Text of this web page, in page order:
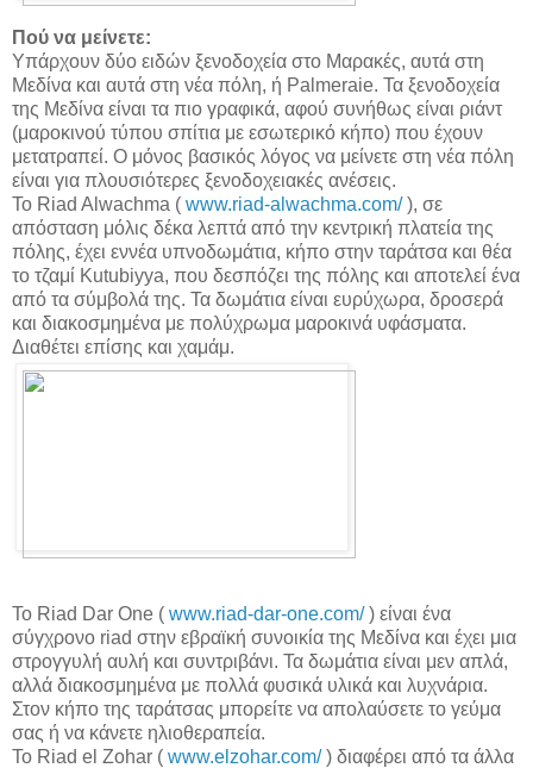
Πού να μείνετε:
Υπάρχουν δύο ειδών ξενοδοχεία στο Μαρακές, αυτά στη
Μεδίνα και αυτά στη νέα πόλη, ή Palmeraie. Τα ξενοδοχεία
της Μεδίνα είναι τα πιο γραφικά, αφού συνήθως είναι ριάντ
(μαροκινού τύπου σπίτια με εσωτερικό κήπο) που έχουν
μετατραπεί. Ο μόνος βασικός λόγος να μείνετε στη νέα πόλη
είναι για πλουσιότερες ξενοδοχειακές ανέσεις.
Το Riad Alwachma ( www.riad-alwachma.com/), σε
απόσταση μόλις δέκα λεπτά από την κεντρική πλατεία της
πόλης, έχει εννέα υπνοδωμάτια, κήπο στην ταράτσα και θέα
το τζαμί Kutubiyya, που δεσπόζει της πόλης και αποτελεί ένα
από τα σύμβολά της. Τα δωμάτια είναι ευρύχωρα, δροσερά
και διακοσμημένα με πολύχρωμα μαροκινά υφάσματα.
Διαθέτει επίσης και χαμάμ.
Το Riad Dar One ( www.riad-dar-one.com/) είναι ένα
σύγχρονο riad στην εβραϊκή συνοικία της Μεδίνα και έχει μια
στρογγυλή αυλή και συντριβάνι. Τα δωμάτια είναι μεν απλά,
αλλά διακοσμημένα με πολλά φυσικά υλικά και λυχνάρια.
Στον κήπο της ταράτσας μπορείτε να απολαύσετε το γεύμα
σας ή να κάνετε ηλιοθεραπεία.
Το Riad el Zohar ( www.elzohar.com/) διαφέρει από τα άλλα